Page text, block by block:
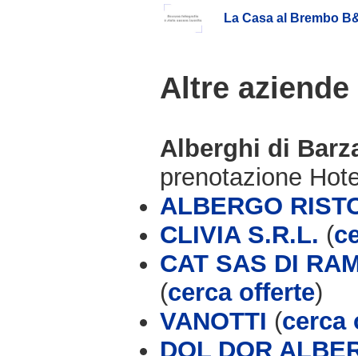
La Casa al Brembo
Altre
Alberghi di
prenotazione
ALBERGO
CLIVIA S.R.L. (
CAT SAS DI
(cerca offerte)
VANOTTI (cerca
DOL DOR